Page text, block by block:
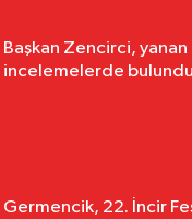
Başkan Zencirci,
incelemelerde bulundu
Germencik, 22. İncir